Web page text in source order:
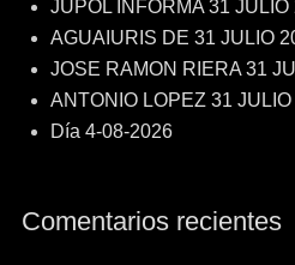
JUPOL INFORMA 31 JULIO
AGUAIURIS DE 31 JULIO
JOSE RAMON RIERA 31
ANTONIO LOPEZ 31
Día 4-08-2026
Comentarios recientes